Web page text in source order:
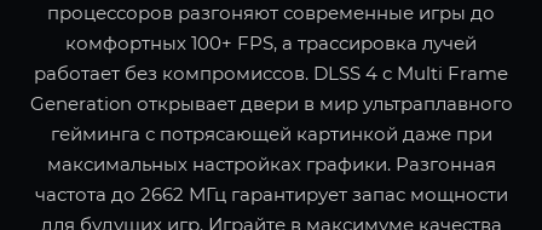
процессоров разгоняют современные игры до
комфортных 100+ FPS, а трассировка лучей
работает без компромиссов. DLSS 4 с Multi Frame
Generation открывает двери в мир ультраплавного
гейминга с потрясающей картинкой даже при
максимальных настройках графики. Разгонная
частота до 2662 МГц гарантирует запас мощности
для будущих игр. Играйте в максимуме качества